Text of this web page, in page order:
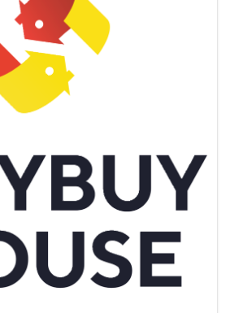
планировки так и евроформат.
насчитывают 24 — 83 кв. м.
без отделки, либо выбрать из
ремонта — скандинавского, классического